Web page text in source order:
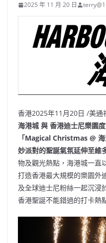
2025 年 11 月 20 日
香港2025年11月20日 /美通
海港城 與 香港迪士尼樂園
「Magical Christmas @
妙派對的聖誕氣氛延伸至維
物及觀光熱點，海港城一直
打造香港最大規模的樂園外
及全球迪士尼粉絲一起沉浸
香港聖誕不能錯過的打卡熱